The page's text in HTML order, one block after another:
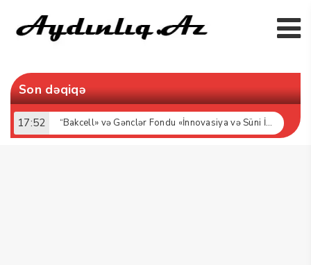
Son dəqiqə
17:52 “Bakcell» və Gənclər Fondu «İnnovasiya və Süni İntellekt» üzrə təqaüd proqramının qalibləri ilə görüş keçirib